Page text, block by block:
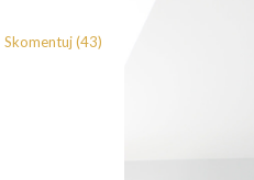
Skomentuj (43)